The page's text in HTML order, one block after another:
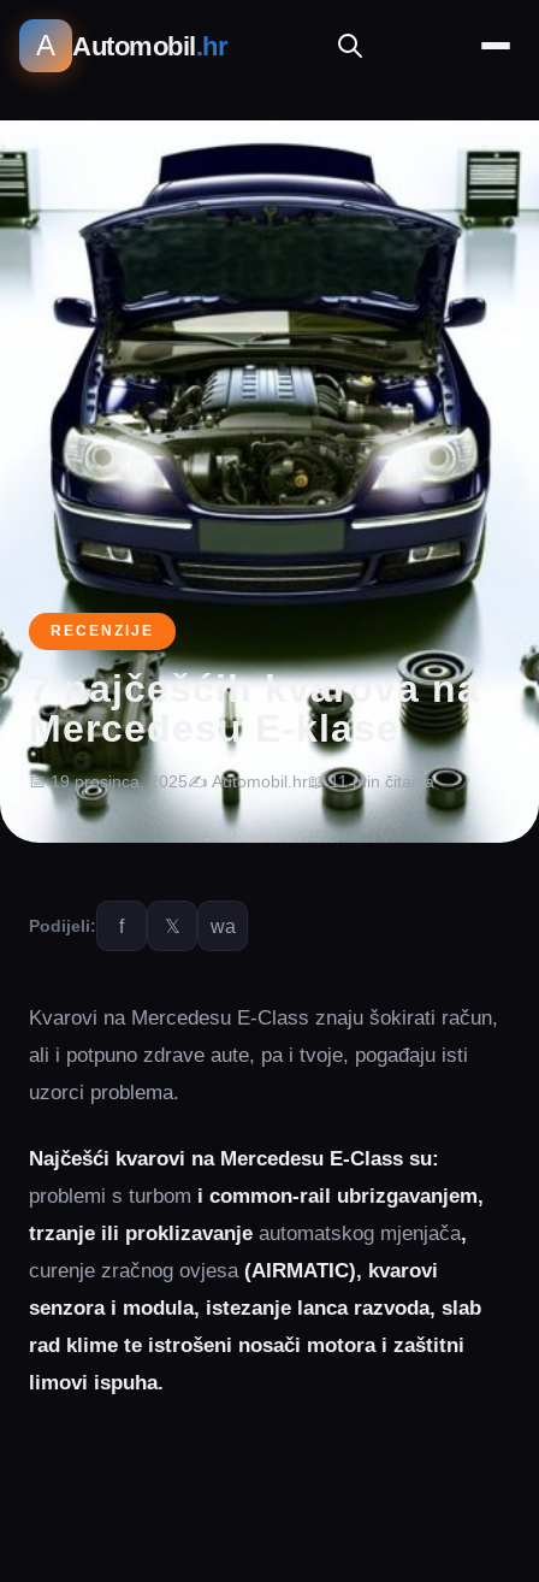
A Automobil.hr
RECENZIJE
7 najčešćih kvarova na
Mercedesu E-klase
📅 19 prosinca, 2025✍️ Automobil.hr📖 11 min čitanja
Podijeli: f 𝕏 wa
Kvarovi na Mercedesu E‑Class znaju šokirati račun,
ali i potpuno zdrave aute, pa i tvoje, pogađaju isti
uzorci problema.
Najčešći kvarovi na Mercedesu E‑Class su:
problemi s turbom i common-rail ubrizgavanjem,
trzanje ili proklizavanje automatskog mjenjača,
curenje zračnog ovjesa(AIRMATIC), kvarovi
senzora i modula, istezanje lanca razvoda, slab
rad klime te istrošeni nosači motora i zaštitni
limovi ispuha.